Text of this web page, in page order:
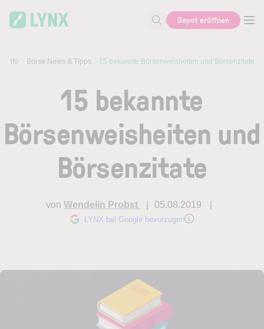
Suche nach Aktie, Autor...
Depot eröffnen
Börse News & Tipps 15 bekannte Börsenweisheiten und Börsenzitate
15 bekannte
Börsenweisheiten und
Börsenzitate
von Wendelin Probst 05.08.2019
LYNX bei Google bevorzugen